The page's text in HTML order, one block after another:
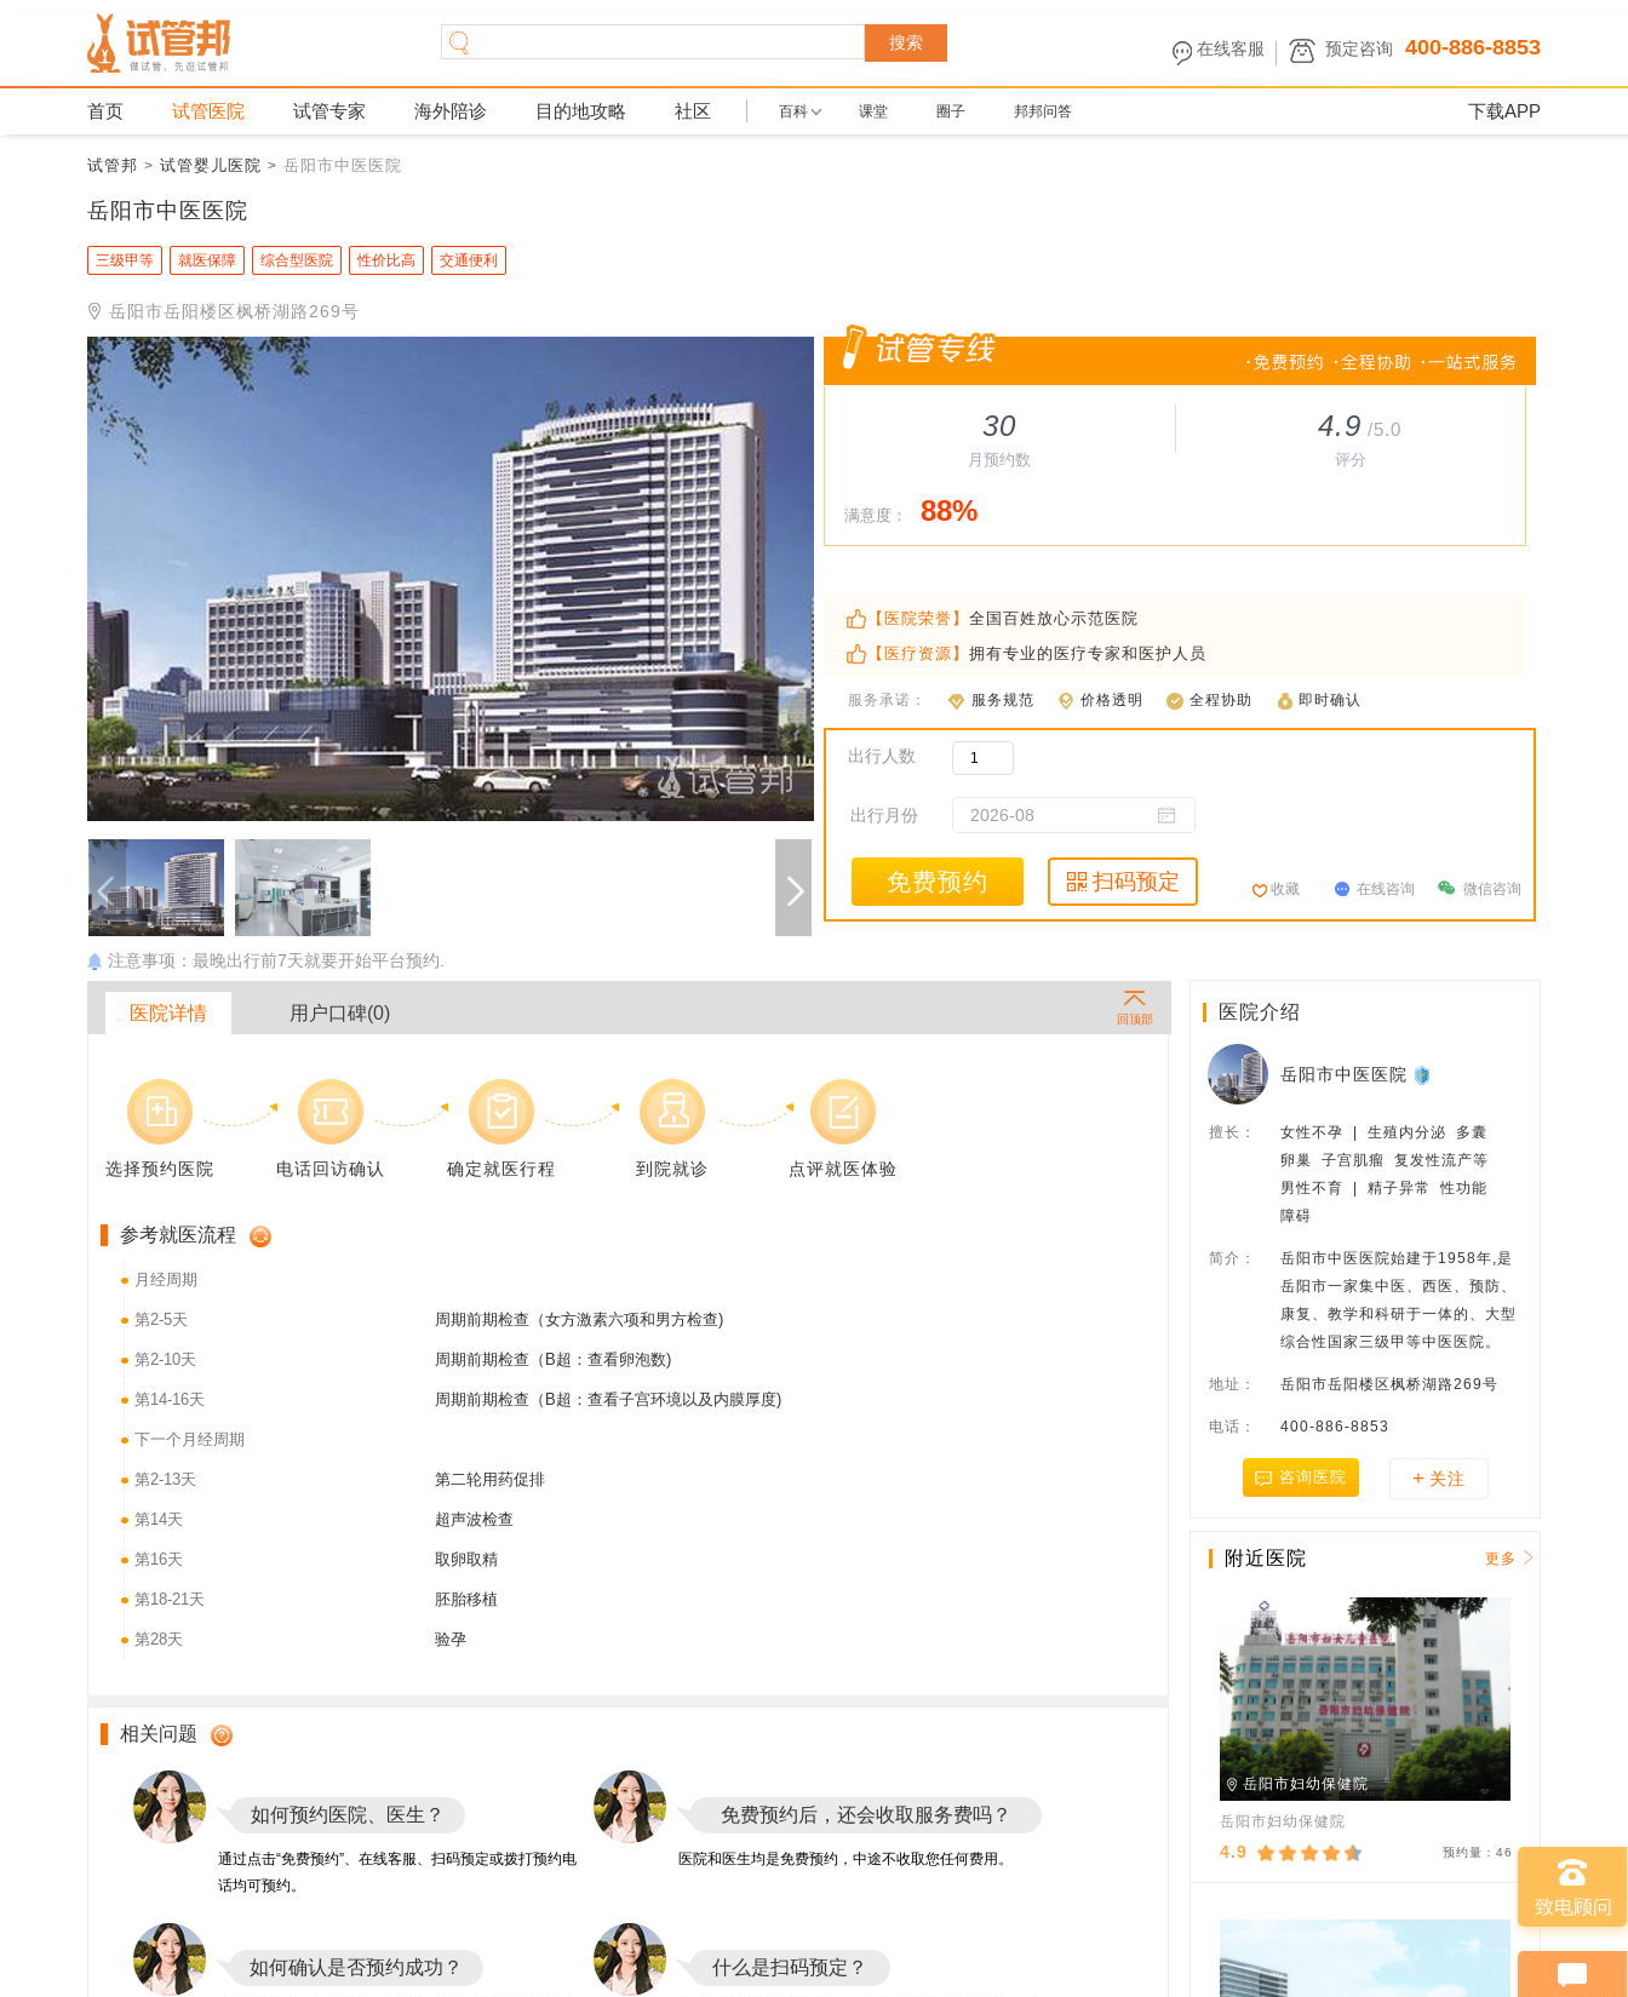
搜索 在线客服 预定咨询 400-886-8853
首页 试管医院 试管专家 海外陪诊 目的地攻略 社区 百科 课堂 圈子 邦邦问答 下载APP
试管邦 > 试管婴儿医院 > 岳阳市中医医院
岳阳市中医医院
三级甲等 就医保障 综合型医院 性价比高 交通便利
岳阳市岳阳楼区枫桥湖路269号
注意事项：最晚出行前7天就要开始平台预约.
30
月预约数
4.9 /5.0
评分
满意度： 88%
【医院荣誉】 全国百姓放心示范医院
【医疗资源】 拥有专业的医疗专家和医护人员
服务承诺： 服务规范 价格透明 全程协助 即时确认
出行人数
出行月份
免费预约 扫码预定 收藏 在线咨询 微信咨询
医院详情 用户口碑(0) 回顶部
选择预约医院 电话回访确认 确定就医行程 到院就诊 点评就医体验
参考就医流程
月经周期
第2-5天 周期前期检查（女方激素六项和男方检查)
第2-10天 周期前期检查（B超：查看卵泡数)
第14-16天 周期前期检查（B超：查看子宫环境以及内膜厚度)
下一个月经周期
第2-13天 第二轮用药促排
第14天 超声波检查
第16天 取卵取精
第18-21天 胚胎移植
第28天 验孕
相关问题
如何预约医院、医生？
通过点击“免费预约”、在线客服、扫码预定或拨打预约电
话均可预约。
免费预约后，还会收取服务费吗？
医院和医生均是免费预约，中途不收取您任何费用。
如何确认是否预约成功？ 什么是扫码预定？
医院介绍
岳阳市中医医院
擅长：
女性不孕  |  生殖内分泌  多囊
卵巢  子宫肌瘤  复发性流产等
男性不育  |  精子异常  性功能
障碍
简介：
岳阳市中医医院始建于1958年,是
岳阳市一家集中医、西医、预防、
康复、教学和科研于一体的、大型
综合性国家三级甲等中医医院。
地址： 岳阳市岳阳楼区枫桥湖路269号
电话： 400-886-8853
咨询医院 + 关注
附近医院 更多
岳阳市妇幼保健院
岳阳市妇幼保健院
4.9 预约量：46
致电顾问